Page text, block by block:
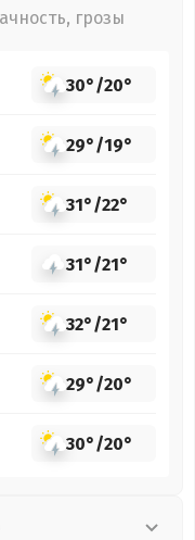
грозы
30°/20°
29°/19°
31°/22°
31°/21°
32°/21°
29°/20°
30°/20°